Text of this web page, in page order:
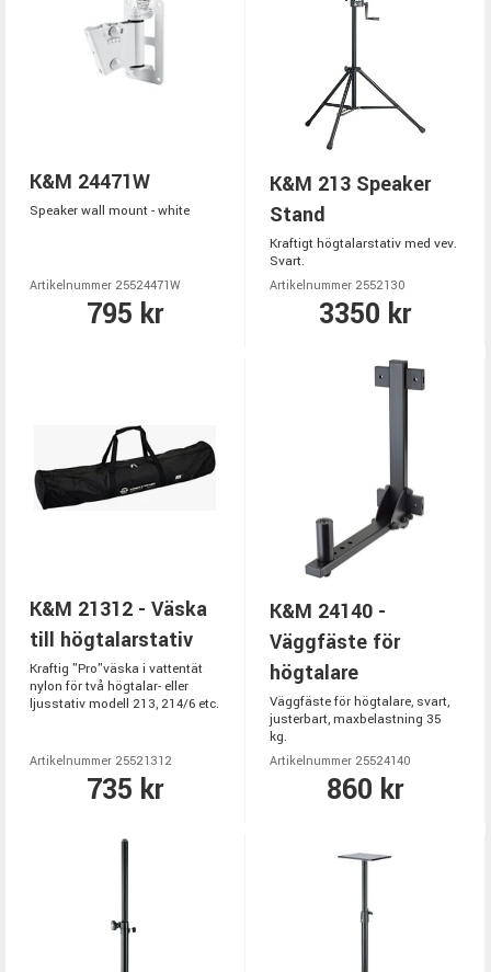
K&M 24471W
Speaker wall mount - white
Artikelnummer 25524471W
795 kr
K&M 213 Speaker
Stand
Kraftigt högtalarstativ med vev.
Svart.
Artikelnummer 2552130
3350 kr
K&M 21312 - Väska
till högtalarstativ
Kraftig "Pro"väska i vattentät
nylon för två högtalar- eller
ljusstativ modell 213, 214/6 etc.
Artikelnummer 25521312
735 kr
K&M 24140 -
Väggfäste för
högtalare
Väggfäste för högtalare, svart,
justerbart, maxbelastning 35
kg.
Artikelnummer 25524140
860 kr